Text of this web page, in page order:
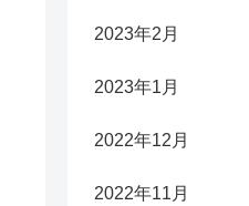
2023年2月
2023年1月
2022年12月
2022年11月